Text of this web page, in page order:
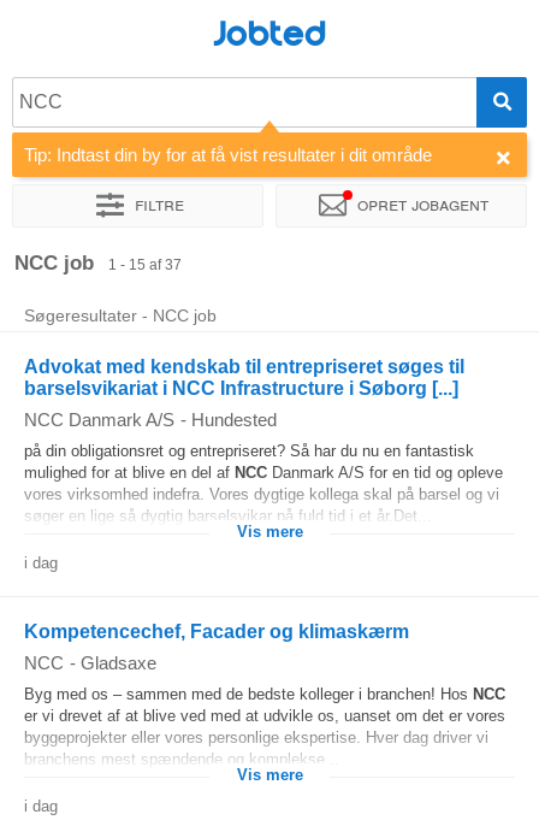
Jobted
NCC
Tip: Indtast din by for at få vist resultater i dit område
Filtre Opret jobagent
Sorter efter Virksomhed
NCC job 1 - 15 af 37
Søgeresultater - NCC job
Advokat med kendskab til entrepriseret søges til
barselsvikariat i NCC Infrastructure i Søborg [...]
NCC Danmark A/S - Hundested
på din obligationsret og entrepriseret? Så har du nu en fantastisk
mulighed for at blive en del af NCC Danmark A/S for en tid og opleve
vores virksomhed indefra. Vores dygtige kollega skal på barsel og vi
søger en lige så dygtig barselsvikar på fuld tid i et år.Det...
Vis mere
i dag
Kompetencechef, Facader og klimaskærm
NCC - Gladsaxe
Byg med os – sammen med de bedste kolleger i branchen! Hos NCC
er vi drevet af at blive ved med at udvikle os, uanset om det er vores
byggeprojekter eller vores personlige ekspertise. Hver dag driver vi
branchens mest spændende og komplekse...
Vis mere
i dag